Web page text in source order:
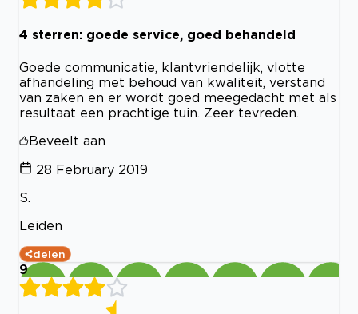
4 sterren: goede service, goed behandeld
Goede communicatie, klantvriendelijk, vlotte
afhandeling met behoud van kwaliteit, verstand
van zaken en er wordt goed meegedacht met als
resultaat een prachtige tuin. Zeer tevreden.
Beveelt aan
28 February 2019
S.
Leiden
delen
9